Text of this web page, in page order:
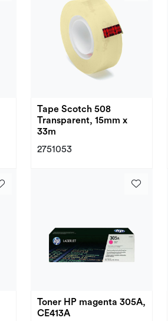
Tape Scotch 508
Transparent, 15mm x
33m
2751053
Toner HP magenta 305A,
CE413A